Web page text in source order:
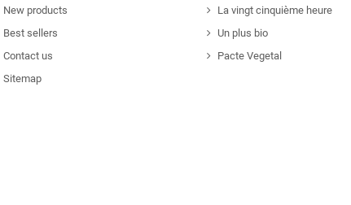
New products
Best sellers
Contact us
Sitemap
La vingt cinquième heure
Un plus bio
Pacte Vegetal